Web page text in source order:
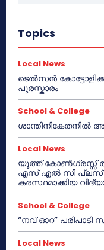
Topics
Local News
ടെൽസൻ
പുരസ്കാരം
School & College
ശാന്തിനികേതനിൽ
Local News
യൂത്ത് കോൺഗ്രസ്സ്
എസ് എൽ സി പ്ലസ് ടു
കരസ്ഥമാക്കിയ
School & College
“നവ് ഓറ” പരിപാടി
Local News